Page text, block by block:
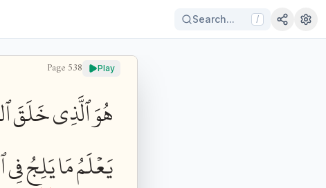
Search... /
Page 538 Play
هُوَٱلَّذِيخَلَقَ
يَعۡلَمُمَايَلِجُفِي